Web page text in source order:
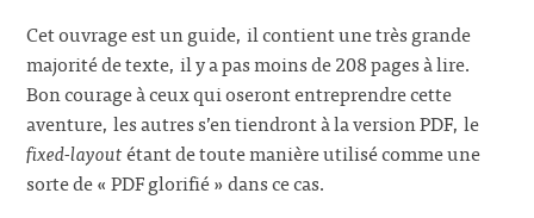
Cet ouvrage est un guide, il contient une très grande
majorité de texte, il y a pas moins de 208 pages à lire.
Bon courage à ceux qui oseront entreprendre cette
aventure, les autres s’en tiendront à la version PDF, le
fixed-layoutétant de toute manière utilisé comme une
sorte de « PDF glorifié » dans ce cas.